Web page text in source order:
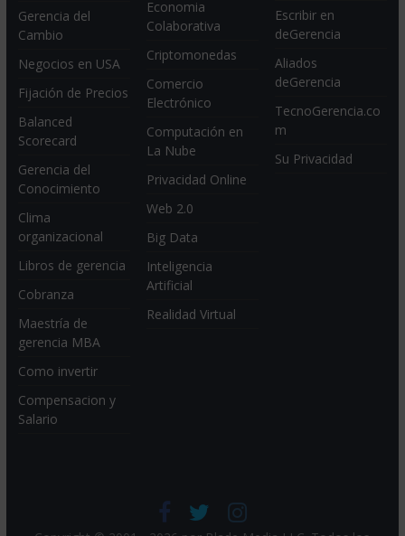
Gerencia del
Cambio
Negocios en USA
Fijación de Precios
Balanced
Scorecard
Gerencia del
Conocimiento
Clima
organizacional
Libros de gerencia
Cobranza
Maestría de
gerencia MBA
Como invertir
Compensacion y
Salario
Economia
Colaborativa
Criptomonedas
Comercio
Electrónico
Computación en
La Nube
Privacidad Online
Web 2.0
Big Data
Inteligencia
Artificial
Realidad Virtual
Escribir en
deGerencia
Aliados
deGerencia
TecnoGerencia.co
m
Su Privacidad